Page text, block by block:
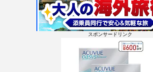
スポンサードリンク